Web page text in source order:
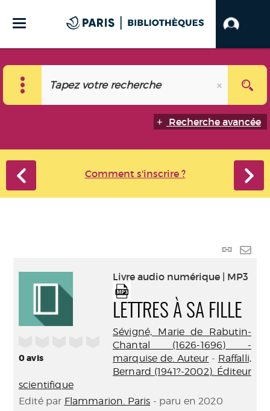
Recherche avancée
Comment s'inscrire ?
Lien
par
0avis
Livre audio numérique | MP3
LETTRES À SA FILLE
Sévigné, Marie de Rabutin-
Chantal (1626-1696) -
marquise de. Auteur - Raffalli,
Bernard (1941?-2002). Éditeur
scientifique
Edité par Flammarion. Paris - paru en 2020